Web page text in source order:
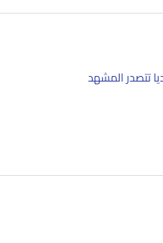
تتصدر المشهد